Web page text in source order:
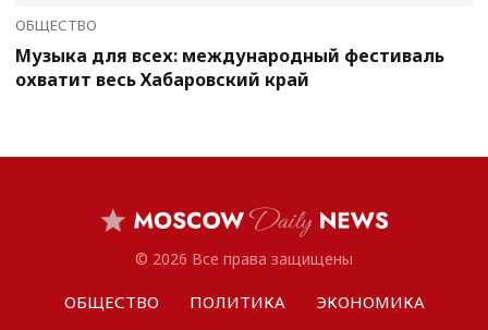
ОБЩЕСТВО
Музыка для всех: международный фестиваль
охватит весь Хабаровский край
© 2026 Все права защищены
ОБЩЕСТВО ПОЛИТИКА ЭКОНОМИКА